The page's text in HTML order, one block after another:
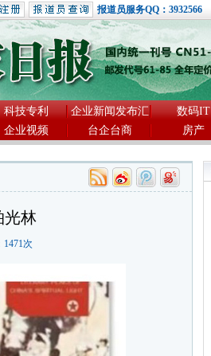
报道员服务QQ：3932566
科技专利 企业新闻发布汇 数码IT
企业视频 台企台商 房产
林
1471次